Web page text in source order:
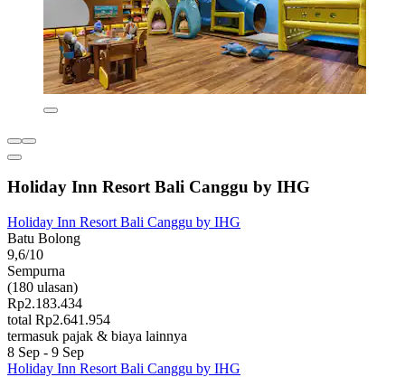
Holiday Inn Resort Bali Canggu by IHG
Holiday Inn Resort Bali Canggu by IHG
Batu Bolong
9,6/10
Sempurna
(180 ulasan)
Rp2.183.434
total Rp2.641.954
termasuk pajak & biaya lainnya
8 Sep - 9 Sep
Holiday Inn Resort Bali Canggu by IHG